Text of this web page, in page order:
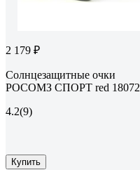
2 179 ₽
Солнцезащитные очки
РОСОМЗ СПОРТ red 18072
4.2(9)
Купить